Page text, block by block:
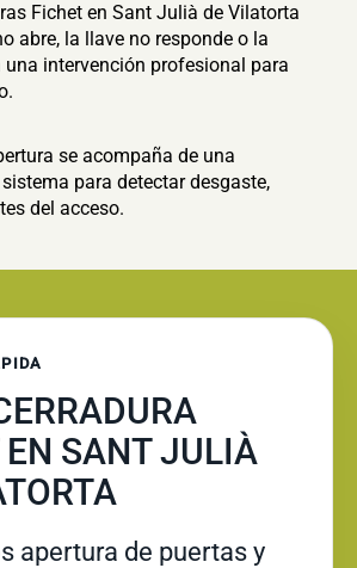
Fichet en Sant Julià de Vilatorta
abre, la llave no responde o la
una intervención profesional para
se acompaña de una
para detectar desgaste,
del acceso.
EN SANT JULIÀ
apertura de puertas y